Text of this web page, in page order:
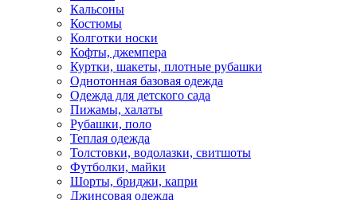
Кальсоны
Костюмы
Колготки носки
Кофты, джемпера
Куртки, шакеты, плотные рубашки
Однотонная базовая одежда
Одежда для детского сада
Пижамы, халаты
Рубашки, поло
Теплая одежда
Толстовки, водолазки, свитшоты
Футболки, майки
Шорты, бриджи, капри
Джинсовая одежда